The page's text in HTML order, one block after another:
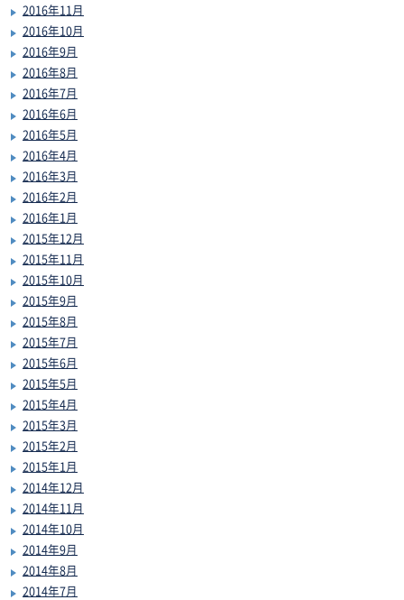
2016年11月
2016年10月
2016年9月
2016年8月
2016年7月
2016年6月
2016年5月
2016年4月
2016年3月
2016年2月
2016年1月
2015年12月
2015年11月
2015年10月
2015年9月
2015年8月
2015年7月
2015年6月
2015年5月
2015年4月
2015年3月
2015年2月
2015年1月
2014年12月
2014年11月
2014年10月
2014年9月
2014年8月
2014年7月